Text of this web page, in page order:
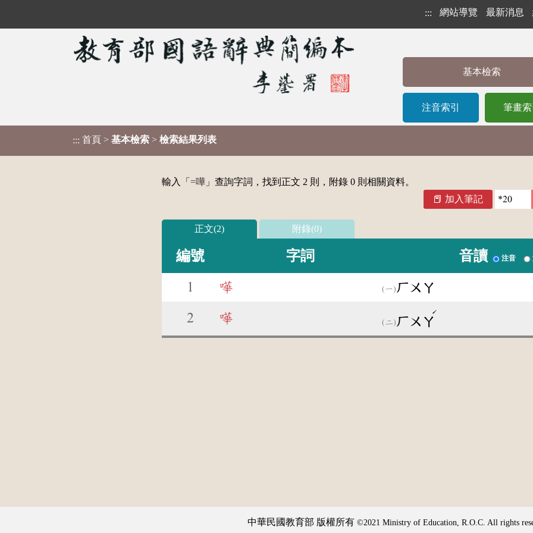
::: 網站導覽 最新消息
基本檢索
注音索引 筆畫索
::: 首頁 > 基本檢索 > 檢索結果列表
輸入「 =嘩 」查詢字詞，找到正文 2 則，附錄 0 則相關資料。
加入筆記
正文(2) 附錄(0)
編號 字詞 音讀 注音
1 嘩 ㄏㄨㄚ
2 嘩 ㄏㄨㄚ
ˊ
中華民國教育部 版權所有 ©2021 Ministry of Education, R.O.C. All rights